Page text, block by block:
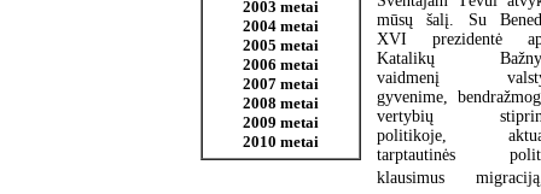
2003 metai
2004 metai
2005 metai
2006 metai
2007 metai
2008 metai
2009 metai
2010 metai
mūsų šalį. Su
XVI prezidentė
Katalikų
vaidmenį
gyvenime,
vertybių
politikoje,
tarptautinės
klausimus 